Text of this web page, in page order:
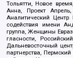
Тольятти, Новое
Анна, Проект
Аналитический
содействия имени
группа, Женщины
гласности,
Дальневосточный
партнерства,